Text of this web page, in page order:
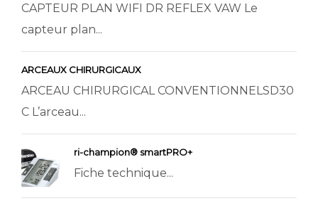
CAPTEUR PLAN WIFI DR REFLEX VAW Le
capteur plan...
ARCEAUX CHIRURGICAUX
ARCEAU CHIRURGICAL CONVENTIONNELSD30
C L’arceau...
ri-champion® smartPRO+
Fiche technique...